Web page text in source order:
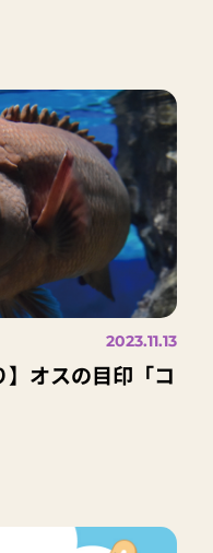
2023.11.13
】オスの目印「コ